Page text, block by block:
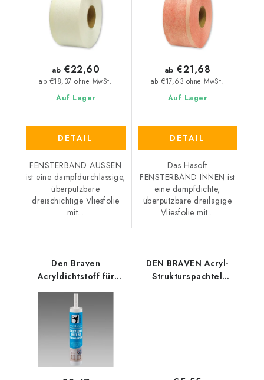
Auf Lager
ab €18,37 ohne MwSt.
ab €22,60
DETAIL
FENSTERBAND AUSSEN
ist eine dampfdurchlässige,
überputzbare
dreischichtige Vliesfolie
mit...
Auf Lager
ab €17,63 ohne MwSt.
ab €21,68
DETAIL
Das Hasoft
FENSTERBAND INNEN ist
eine dampfdichte,
überputzbare dreilagige
Vliesfolie mit...
Den Braven
Acryldichtstoff für
weiß
DEN BRAVEN Acryl-
Strukturspachtel